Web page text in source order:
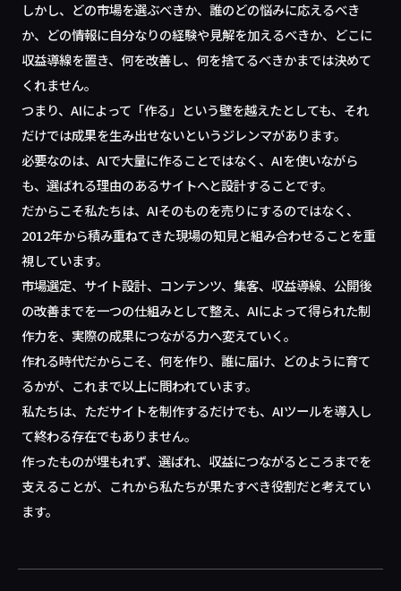
しかし、どの市場を選ぶべきか、誰のどの悩みに応えるべき
か、どの情報に自分なりの経験や見解を加えるべきか、どこに
収益導線を置き、何を改善し、何を捨てるべきかまでは決めて
くれません。
つまり、AIによって「作る」という壁を越えたとしても、それ
だけでは成果を生み出せないというジレンマがあります。
必要なのは、AIで大量に作ることではなく、AIを使いながら
も、選ばれる理由のあるサイトへと設計することです。
だからこそ私たちは、AIそのものを売りにするのではなく、
2012年から積み重ねてきた現場の知見と組み合わせることを重
視しています。
市場選定、サイト設計、コンテンツ、集客、収益導線、公開後
の改善までを一つの仕組みとして整え、AIによって得られた制
作力を、実際の成果につながる力へ変えていく。
作れる時代だからこそ、何を作り、誰に届け、どのように育て
るかが、これまで以上に問われています。
私たちは、ただサイトを制作するだけでも、AIツールを導入し
て終わる存在でもありません。
作ったものが埋もれず、選ばれ、収益につながるところまでを
支えることが、これから私たちが果たすべき役割だと考えてい
ます。